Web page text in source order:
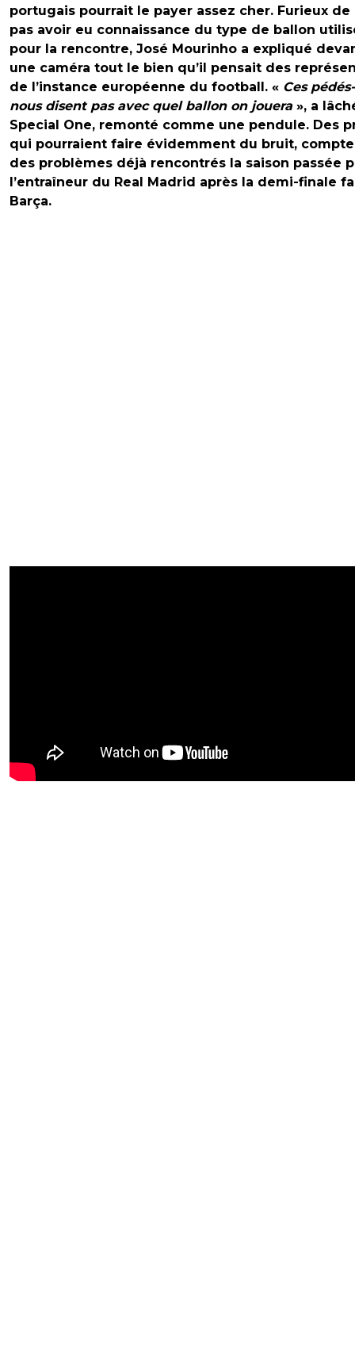
portugais pourrait le payer assez cher. Furieux de
pas avoir eu connaissance du type de ballon
pour la rencontre, José Mourinho a expliqué
une caméra tout le bien qu’il pensait des
de l’instance européenne du football. « Ces
nous disent pas avec quel ballon on jouera», a
Special One, remonté comme une pendule. Des
qui pourraient faire évidemment du bruit,
des problèmes déjà rencontrés la saison passée
l’entraîneur du Real Madrid après la demi-finale
Barça.